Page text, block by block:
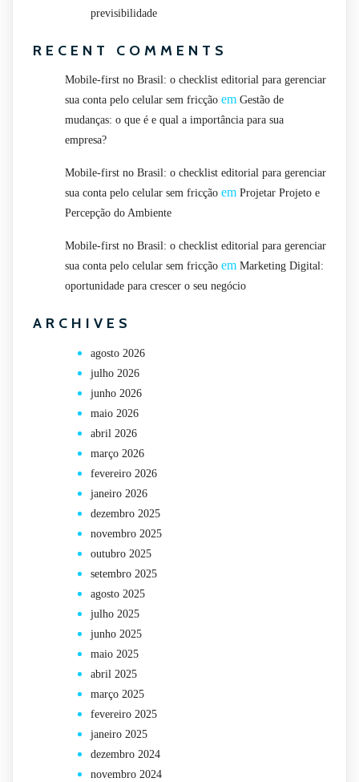
previsibilidade
RECENT COMMENTS
Mobile-first no Brasil: o checklist editorial para gerenciar
sua conta pelo celular sem fricção em Gestão de
mudanças: o que é e qual a importância para sua
empresa?
Mobile-first no Brasil: o checklist editorial para gerenciar
sua conta pelo celular sem fricção em Projetar Projeto e
Percepção do Ambiente
Mobile-first no Brasil: o checklist editorial para gerenciar
sua conta pelo celular sem fricção em Marketing Digital:
oportunidade para crescer o seu negócio
ARCHIVES
agosto 2026
julho 2026
junho 2026
maio 2026
abril 2026
março 2026
fevereiro 2026
janeiro 2026
dezembro 2025
novembro 2025
outubro 2025
setembro 2025
agosto 2025
julho 2025
junho 2025
maio 2025
abril 2025
março 2025
fevereiro 2025
janeiro 2025
dezembro 2024
novembro 2024